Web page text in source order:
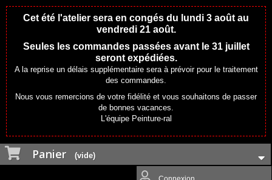
Cet été l'atelier sera en congés du lundi 3 août au
vendredi 21 août.
Seules les commandes passées avant le 31 juillet
seront expédiées.
A la reprise un délais supplémentaire sera à prévoir pour le traitement
des commandes.
Nous vous remercions de votre fidélité et vous souhaitons de passer
de bonnes vacances.
L'équipe Peinture-ral
Panier (vide)